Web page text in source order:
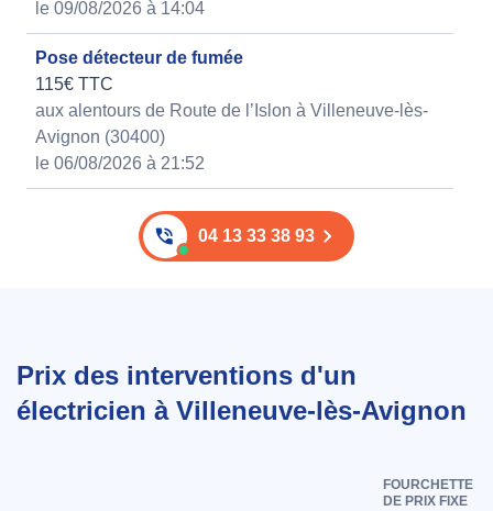
le 09/08/2026 à 14:04
Pose détecteur de fumée
115€ TTC
aux alentours de Route de l’Islon à Villeneuve-lès-
Avignon (30400)
le 06/08/2026 à 21:52
04 13 33 38 93
Prix des interventions d'un
électricien à Villeneuve-lès-Avignon
FOURCHETTE
DE PRIX FIXE